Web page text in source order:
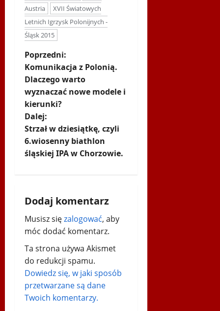
Austria
XVII Światowych
Letnich Igrzysk Polonijnych -
Śląsk 2015
Z
o
b
a
c
z
p
i
s
y
Poprzedni:
Komunikacja z Polonią.
Dlaczego warto
wyznaczać nowe modele i
kierunki?
Dalej:
Strzał w dziesiątkę, czyli
6.wiosenny biathlon
śląskiej IPA w Chorzowie.
Dodaj komentarz
Musisz sięzalogować, aby
móc dodać komentarz.
Ta strona używa Akismet
do redukcji spamu.
Dowiedz się, w jaki sposób
przetwarzane są dane
Twoich komentarzy.